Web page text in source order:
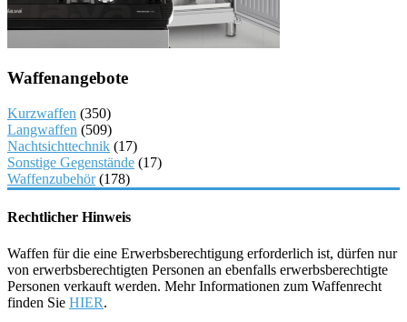
Waffenangebote
Kurzwaffen (350)
Langwaffen (509)
Nachtsichttechnik (17)
Sonstige Gegenstände (17)
Waffenzubehör(178)
Rechtlicher Hinweis
Waffen für die eine Erwerbsberechtigung erforderlich ist, dürfen nur
von erwerbsberechtigten Personen an ebenfalls erwerbsberechtigte
Personen verkauft werden. Mehr Informationen zum Waffenrecht
finden Sie HIER.